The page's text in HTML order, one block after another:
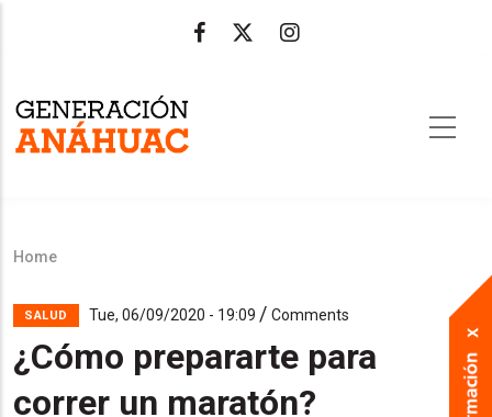
main
content
Breadcrumb
Home
SALUD Tue, 06/09/2020 - 19:09 / Comments
¿Cómo prepararte para
correr un maratón?